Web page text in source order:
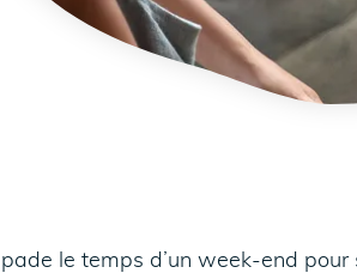
le temps d’un week-end pour